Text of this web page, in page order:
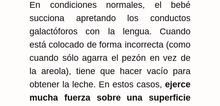
En condiciones normales, el bebé
succiona apretando los conductos
galactóforos con la lengua. Cuando
está colocado de forma incorrecta (como
cuando sólo agarra el pezón en vez de
la areola), tiene que hacer vacío para
obtener la leche. En estos casos, ejerce
mucha fuerza sobre una superficie